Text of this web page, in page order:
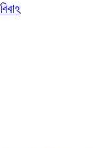
বিবাহ